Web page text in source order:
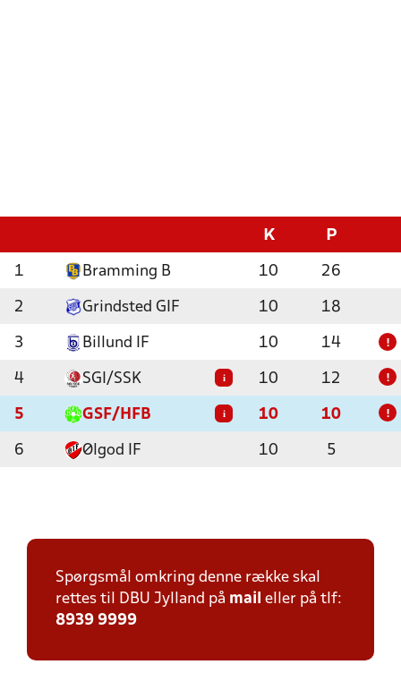
K P
1 Bramming B 10 26
2 Grindsted GIF 10 18
3 Billund IF 10 14 !
4 SGI/SSK i 10 12 !
5 GSF/HFB i 10 10 !
6 Ølgod IF 10 5
Spørgsmål omkring denne række skal
rettes til DBU Jylland på mail eller på tlf:
8939 9999